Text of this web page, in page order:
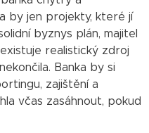
by jen projekty, které jí
byznys plán, majitel
realistický zdroj
Banka by si
zajištění a
včas zasáhnout, pokud